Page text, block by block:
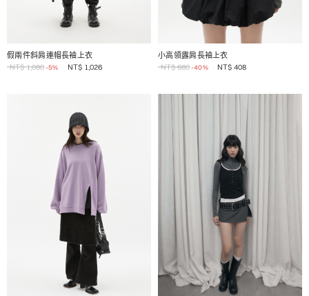
假兩件斜肩連帽長袖上衣
NT$ 1,080-5% NT$ 1,026
小高領露肩長袖上衣
NT$ 680-40% NT$ 408